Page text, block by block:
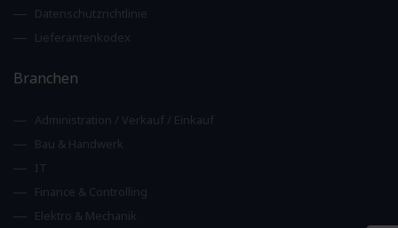
Datenschutzrichtlinie
Lieferantenkodex
Branchen
Administration / Verkauf / Einkauf
Bau & Handwerk
IT
Finance & Controlling
Elektro & Mechanik